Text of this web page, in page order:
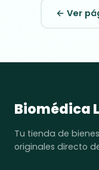
← Ver
Biomédica
Tu tienda de
originales directo